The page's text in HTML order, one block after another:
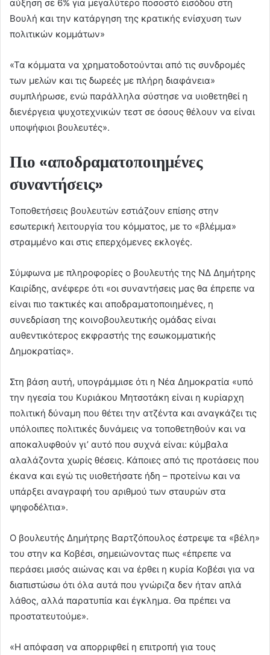
αύξηση σε 6% για μεγαλύτερο ποσοστό εισόδου στη
Βουλή και την κατάργηση της κρατικής ενίσχυση των
πολιτικών κομμάτων»
«Τα κόμματα να χρηματοδοτούνται από τις συνδρομές
των μελών και τις δωρεές με πλήρη διαφάνεια»
συμπλήρωσε, ενώ παράλληλα σύστησε να υιοθετηθεί η
διενέργεια ψυχοτεχνικών τεστ σε όσους θέλουν να είναι
υποψήφιοι βουλευτές».
Πιο «αποδραματοποιημένες
συναντήσεις»
Τοποθετήσεις βουλευτών εστιάζουν επίσης στην
εσωτερική λειτουργία του κόμματος, με το «βλέμμα»
στραμμένο και στις επερχόμενες εκλογές.
Σύμφωνα με πληροφορίες ο βουλευτής της ΝΔ Δημήτρης
Καιρίδης, ανέφερε ότι «οι συναντήσεις μας θα έπρεπε να
είναι πιο τακτικές και αποδραματοποιημένες, η
συνεδρίαση της κοινοβουλευτικής ομάδας είναι
αυθεντικότερος εκφραστής της εσωκομματικής
Δημοκρατίας».
Στη βάση αυτή, υπογράμμισε ότι η Νέα Δημοκρατία «υπό
την ηγεσία του Κυριάκου Μητσοτάκη είναι η κυρίαρχη
πολιτική δύναμη που θέτει την ατζέντα και αναγκάζει τις
υπόλοιπες πολιτικές δυνάμεις να τοποθετηθούν και να
αποκαλυφθούν γι’ αυτό που συχνά είναι: κύμβαλα
αλαλάζοντα χωρίς θέσεις. Κάποιες από τις προτάσεις που
έκανα και εγώ τις υιοθετήσατε ήδη – προτείνω και να
υπάρξει αναγραφή του αριθμού των σταυρών στα
ψηφοδέλτια».
Ο βουλευτής Δημήτρης Βαρτζόπουλος έστρεψε τα «βέλη»
του στην κα Κοβέσι, σημειώνοντας πως «έπρεπε να
περάσει μισός αιώνας και να έρθει η κυρία Κοβέσι για να
διαπιστώσω ότι όλα αυτά που γνώριζα δεν ήταν απλά
λάθος, αλλά παρατυπία και έγκλημα. Θα πρέπει να
προστατευτούμε».
«Η απόφαση να απορριφθεί η επιτροπή για τους